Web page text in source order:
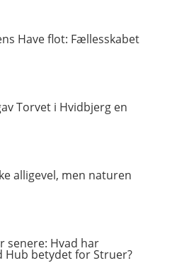
Have flot: Fællesskabet
Torvet i Hvidbjerg en
alligevel, men naturen
senere: Hvad har
Hub betydet for Struer?